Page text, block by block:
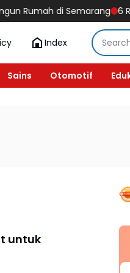
di Semarang 6
Index
Sains Otomotif
untuk